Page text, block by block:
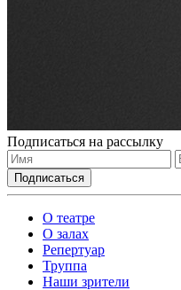
Подписаться на рассылку
О театре
О залах
Репертуар
Труппа
Наши зрители